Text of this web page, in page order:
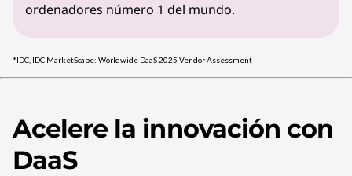
ordenadores número 1 del mundo.
*IDC, IDC MarketScape: Worldwide DaaS 2025 Vendor Assessment
Acelere la innovación con
DaaS